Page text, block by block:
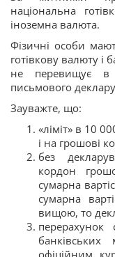
національна
іноземна валюта.
Фізичні особи
готівкову валюту і
не перевищує в
письмового
Зауважте, що:
«ліміт» в 10
і на грошові
без
кордон
сумарна
сумарна
вищою, то
перерахунок